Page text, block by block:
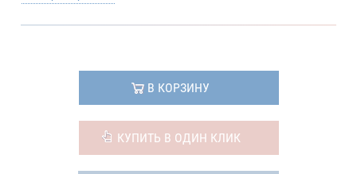
В КОРЗИНУ
КУПИТЬ В ОДИН КЛИК